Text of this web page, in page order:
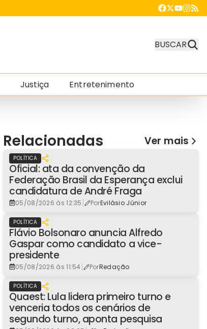
BUSCAR
Justiça Entretenimento
Relacionadas Ver mais
POLÍTICA
Oficial: ata da convenção da
Federação Brasil da Esperança exclui
candidatura de André Fraga
05/08/2026 às 12:35 | PorEvilásio Júnior
POLÍTICA
Flávio Bolsonaro anuncia Alfredo
Gaspar como candidato a vice-
presidente
05/08/2026 às 11:54 | PorRedação
POLÍTICA
Quaest: Lula lidera primeiro turno e
venceria todos os cenários de
segundo turno, aponta pesquisa